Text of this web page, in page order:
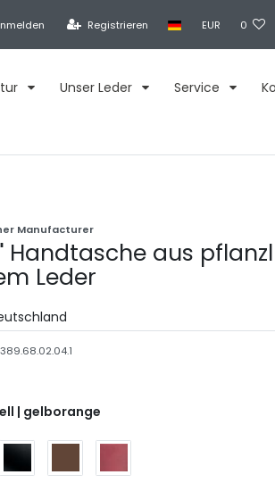
Registrieren EUR 0
Unser Leder Service
Manufacturer
Handtasche aus
Leder
| gelborange